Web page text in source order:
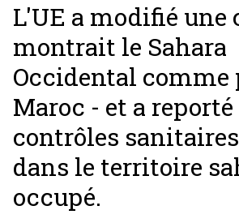
L'UE a modifié une
montrait le Sahara
Occidental comme
Maroc - et a reporté
contrôles
dans le territoire
occupé.